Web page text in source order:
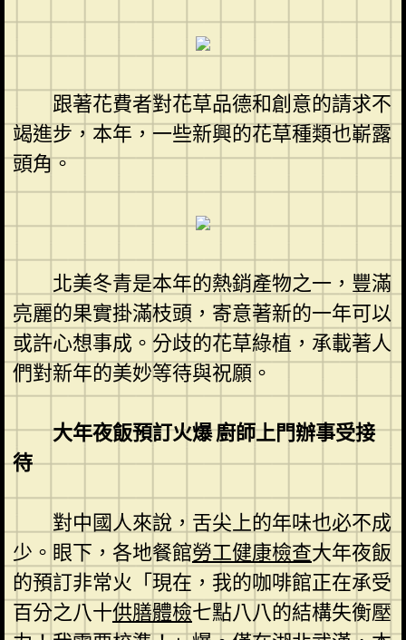
跟著花費者對花草品德和創意的請求不
竭進步，本年，一些新興的花草種類也嶄露
頭角。
北美冬青是本年的熱銷產物之一，豐滿
亮麗的果實掛滿枝頭，寄意著新的一年可以
或許心想事成。分歧的花草綠植，承載著人
們對新年的美妙等待與祝願。
大年夜飯預訂火爆 廚師上門辦事受接
待
對中國人來說，舌尖上的年味也必不成
少。眼下，各地餐館勞工健康檢查大年夜飯
的預訂非常火「現在，我的咖啡館正在承受
百分之八十供膳體檢七點八八的結構失衡壓